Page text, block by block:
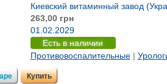
Киевский витаминный завод
263,00 грн
01.02.2029
Есть в наличии
Противовоспалительные|
Купить